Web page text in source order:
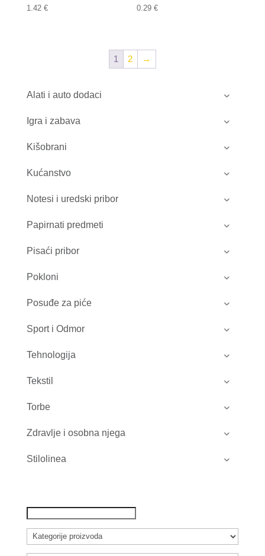
Alati i auto dodaci
Igra i zabava
Kišobrani
Kućanstvo
Notesi i uredski pribor
Papirnati predmeti
Pisaći pribor
Pokloni
Posuđe za piće
Sport i Odmor
Tehnologija
Tekstil
Torbe
Zdravlje i osobna njega
Stilolinea
1.42 € 0.29€
1 2 →